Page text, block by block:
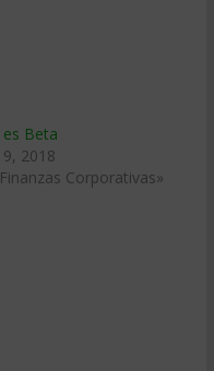
es Beta
2018
Corporativas»